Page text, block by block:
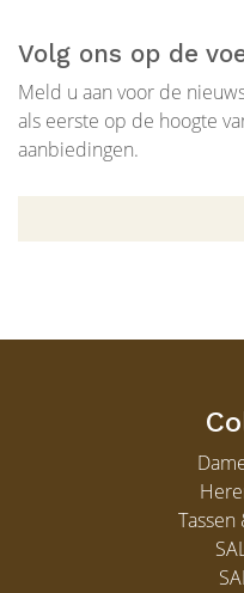
Volg ons op de
Meld u aan voor de
als eerste op de hoogte
aanbiedingen.
Tassen